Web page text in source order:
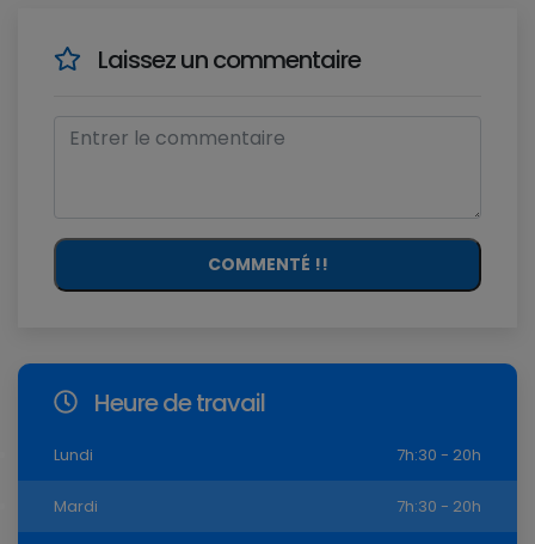
Laissez un commentaire
COMMENTÉ !!
Heure de travail
Lundi 7h:30 - 20h
Mardi 7h:30 - 20h